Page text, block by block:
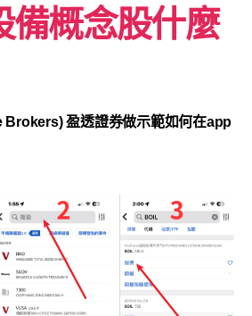
備概念股什麼
Brokers) 盈透證券做示範如何在app